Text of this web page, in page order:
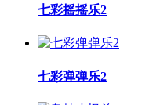
七彩摇摇乐2
七彩弹弹乐2